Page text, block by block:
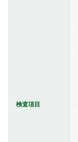
検査項目